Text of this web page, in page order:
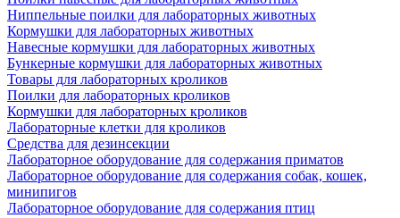
Ниппельные поилки для лабораторных животных
Кормушки для лабораторных животных
Навесные кормушки для лабораторных животных
Бункерные кормушки для лабораторных животных
Товары для лабораторных кроликов
Поилки для лабораторных кроликов
Кормушки для лабораторных кроликов
Лабораторные клетки для кроликов
Средства для дезинсекции
Лабораторное оборудование для содержания приматов
Лабораторное оборудование для содержания собак, кошек,
минипигов
Лабораторное оборудование для содержания птиц